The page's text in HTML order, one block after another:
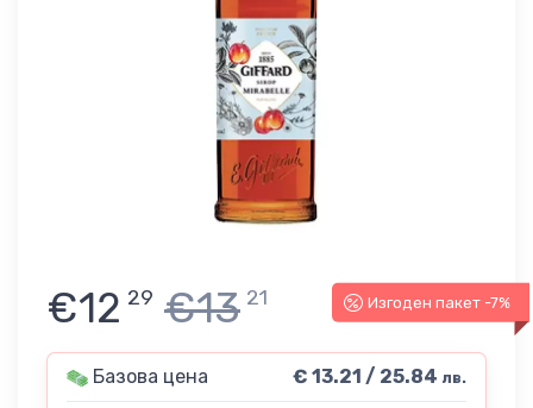
Изгоден пакет -7%
€12 29 €13 21
Базова цена € 13.21 / 25.84 лв.